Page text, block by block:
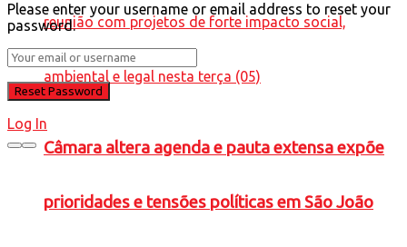
Câmara altera agenda e pauta extensa expõe
prioridades e tensões políticas em São João
Please enter your username or email address to reset your
password.
Log In